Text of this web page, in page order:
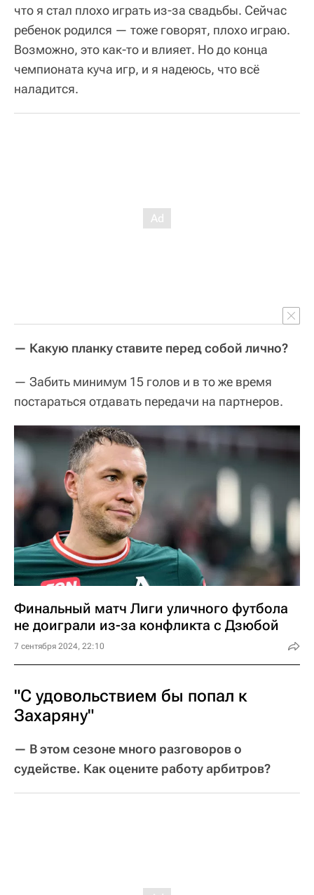
что я стал плохо играть из-за свадьбы. Сейчас
ребенок родился — тоже говорят, плохо играю.
Возможно, это как-то и влияет. Но до конца
чемпионата куча игр, и я надеюсь, что всё
наладится.
— Какую планку ставите перед собой лично?
— Забить минимум 15 голов и в то же время
постараться отдавать передачи на партнеров.
Финальный матч Лиги уличного футбола
не доиграли из-за конфликта с Дзюбой
7 сентября 2024, 22:10
"С удовольствием бы попал к
Захаряну"
— В этом сезоне много разговоров о
судействе. Как оцените работу арбитров?